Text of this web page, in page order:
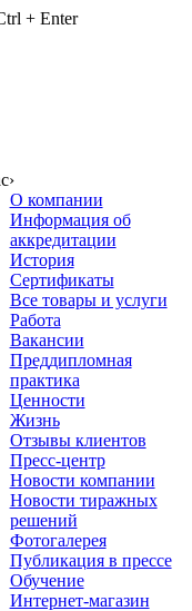
+ Enter
›
О компании
Информация об
аккредитации
История
Сертификаты
Все товары и услуги
Работа
Вакансии
Преддипломная
практика
Ценности
Жизнь
Отзывы клиентов
Пресс-центр
Новости компании
Новости тиражных
решений
Фотогалерея
Публикация в прессе
Обучение
Интернет-магазин